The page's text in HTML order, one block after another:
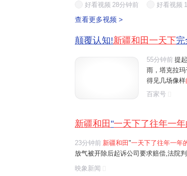
武警...好看视频 28分钟前
好看视频
查看更多视频 >
颠覆认知!新疆和田一天下
55分钟前 提起
雨，塔克拉玛
得见几场像样
城上演了一幕
百家号
新疆和田 "一天下了往年一
23分钟前 新疆和田 "一天下了往年一年
放气被开除后起诉公司要求赔偿,法院
映象新闻